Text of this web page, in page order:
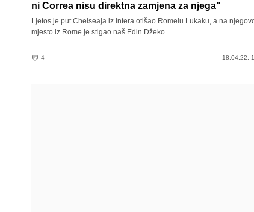
ni Correa nisu direktna zamjena za njega"
Ljetos je put Chelseaja iz Intera otišao Romelu Lukaku, a na
mjesto iz Rome je stigao naš Edin Džeko.
4 18.04.22.